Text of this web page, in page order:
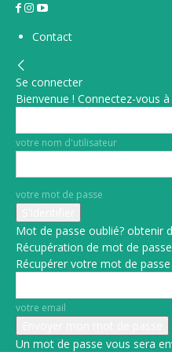
Contact
Se connecter
Bienvenue ! Connectez-vous
votre nom d'utilisateur
votre mot de passe
Mot de passe oublié? obtenir
Récupération de mot de passe
Récupérer votre mot de passe
votre email
Un mot de passe vous sera